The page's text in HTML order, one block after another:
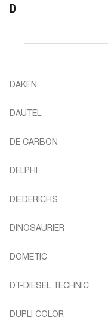
D
DAKEN
DAUTEL
DE CARBON
DELPHI
DIEDERICHS
DINOSAURIER
DOMETIC
DT-DIESEL TECHNIC
DUPLI COLOR